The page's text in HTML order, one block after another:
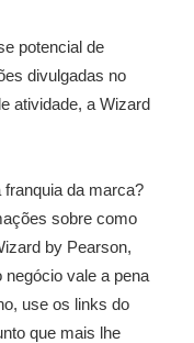
potencial de
divulgadas no
atividade, a Wizard
da marca?
sobre como
by Pearson,
vale a pena
use os links do
que mais lhe